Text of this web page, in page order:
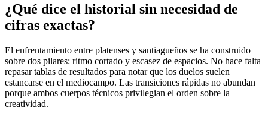
¿Qué dice el historial sin necesidad de
cifras exactas?
El enfrentamiento entre platenses y santiagueños se ha construido
sobre dos pilares: ritmo cortado y escasez de espacios. No hace falta
repasar tablas de resultados para notar que los duelos suelen
estancarse en el mediocampo. Las transiciones rápidas no abundan
porque ambos cuerpos técnicos privilegian el orden sobre la
creatividad.